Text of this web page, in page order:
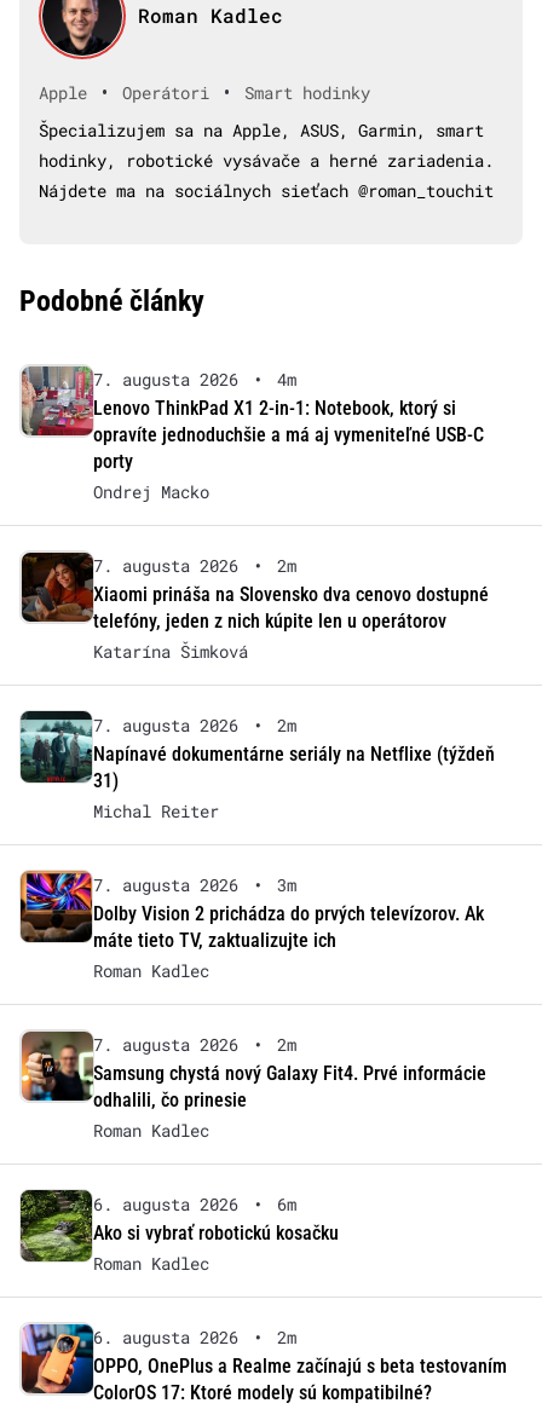
Roman Kadlec
Apple • Operátori •
Smart hodinky
Špecializujem sa na Apple, ASUS, Garmin, smart
hodinky, robotické vysávače a herné zariadenia.
Nájdete ma na sociálnych sieťach @roman_touchit
Podobné články
7. augusta 2026 •
4m
Lenovo ThinkPad X1 2-in-1: Notebook, ktorý si
opravíte jednoduchšie a má aj vymeniteľné USB-C
porty
Ondrej Macko
7. augusta 2026 •
2m
Xiaomi prináša na Slovensko dva cenovo dostupné
telefóny, jeden z nich kúpite len u operátorov
Katarína Šimková
7. augusta 2026 •
2m
Napínavé dokumentárne seriály na Netflixe (týždeň
31)
Michal Reiter
7. augusta 2026 •
3m
Dolby Vision 2 prichádza do prvých televízorov. Ak
máte tieto TV, zaktualizujte ich
Roman Kadlec
7. augusta 2026 •
2m
Samsung chystá nový Galaxy Fit4. Prvé informácie
odhalili, čo prinesie
Roman Kadlec
6. augusta 2026 •
6m
Ako si vybrať robotickú kosačku
Roman Kadlec
6. augusta 2026 •
2m
OPPO, OnePlus a Realme začínajú s beta testovaním
ColorOS 17: Ktoré modely sú kompatibilné?